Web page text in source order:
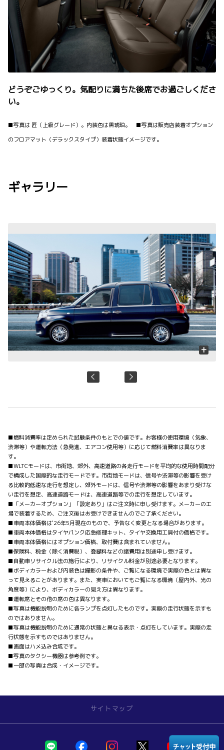
どうぞごゆっくり。気配りに満ちた後席でお過ごしくださ
い。
■写真は 匠（上級グレード）。内装色は黒琥珀。 ■写真は販売店装着オプション
のフロアマット（デラックスタイプ）装着状態イメージです。
ギャラリー
+
■燃料消費率は定められた試験条件のもとでの値です。お客様の使用環境（気象、
渋滞等）や運転方法（急発進、エアコン使用等）に応じて燃料消費率は異なりま
す。
■WLTCモードは、市街地、郊外、高速道路の各走行モードを平均的な使用時間配分
で構成した国際的な走行モードです。市街地モードは、信号や渋滞等の影響を受け
る比較的低速な走行を想定し、郊外モードは、信号や渋滞等の影響をあまり受けな
い走行を想定、高速道路モードは、高速道路等での走行を想定しています。
■「メーカーオプション」「設定あり」はご注文時に申し受けます。メーカーの工
場で装着するため、ご注文後はお受けできませんのでご了承ください。
■車両本体価格は'26年5月現在のもので、予告なく変更となる場合があります。
■車両本体価格はタイヤパンク応急修理キット、タイヤ交換用工具付の価格です。
■車両本体価格にはオプション価格、取付費は含まれていません。
■保険料、税金（除く消費税）、登録料などの諸費用は別途申し受けます。
■自動車リサイクル法の施行により、リサイクル料金が別途必要となります。
■ボディカラーおよび内装色は撮影の条件や、ご覧になる環境で実際の色とは異な
って見えることがあります。また、実車においてもご覧になる環境（屋内外、光の
角度等）により、ボディカラーの見え方は異なります。
■運転席とその他の席の色は異なります。
■写真は機能説明のために各ランプを点灯したものです。実際の走行状態を示すも
のではありません。
■写真は機能説明のために通常の状態と異なる表示・点灯をしています。実際の走
行状態を示すものではありません。
■画面はハメ込み合成です。
■写真のタクシー機器は参考例です。
■一部の写真は合成・イメージです。
サイトマップ